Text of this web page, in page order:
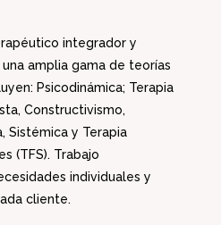
integrador y
amplia gama de teorías
Psicodinámica; Terapia
Constructivismo,
Sistémica y Terapia
(TFS). Trabajo
individuales y
cliente.